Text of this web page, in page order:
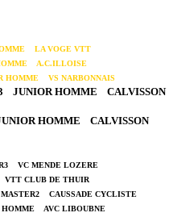
LA VOGE VTT
A.C.ILLOISE
VS NARBONNAIS
HOMME CALVISSON
HOMME CALVISSON
VC MENDE LOZERE
CLUB DE THUIR
CAUSSADE CYCLISTE
AVC LIBOUBNE